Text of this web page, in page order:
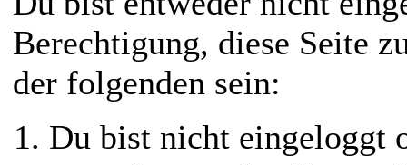
Berechtigung, diese Seite
der folgenden sein:
Du bist nicht eingeloggt